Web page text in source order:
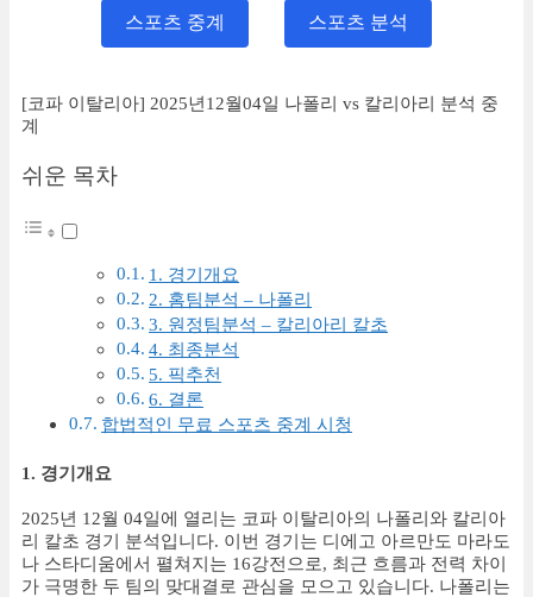
스포츠 중계 스포츠 분석
[코파 이탈리아] 2025년12월04일 나폴리 vs 칼리아리 분석 중
계
쉬운 목차
1. 경기개요
2. 홈팀분석 – 나폴리
3. 원정팀분석 – 칼리아리 칼초
4. 최종분석
5. 픽추천
6. 결론
합법적인 무료 스포츠 중계 시청
1. 경기개요
2025년 12월 04일에 열리는 코파 이탈리아의 나폴리와 칼리아
리 칼초 경기 분석입니다. 이번 경기는 디에고 아르만도 마라도
나 스타디움에서 펼쳐지는 16강전으로, 최근 흐름과 전력 차이
가 극명한 두 팀의 맞대결로 관심을 모으고 있습니다. 나폴리는